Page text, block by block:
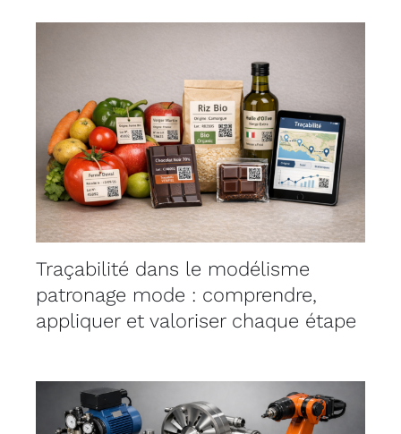
Traçabilité dans le modélisme
patronage mode : comprendre,
appliquer et valoriser chaque étape